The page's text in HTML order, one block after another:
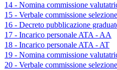
14 - Nomina commissione
15 - Verbale commissione
16 - Decreto pubblicazione
17 - Incarico personale ATA - AA
18 - Incarico personale ATA - AT
19 - Nomina commissione
20 - Verbale commissione